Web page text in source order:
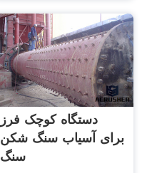
دستگاه کوچک فرز
برای آسیاب سنگ شکن
سنگ